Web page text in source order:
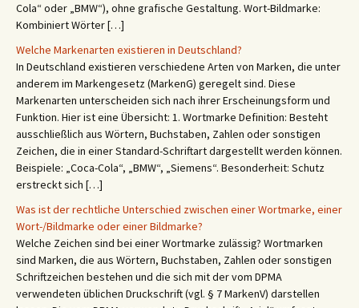
Cola“ oder „BMW“), ohne grafische Gestaltung. Wort-Bildmarke:
Kombiniert Wörter […]
Welche Markenarten existieren in Deutschland?
In Deutschland existieren verschiedene Arten von Marken, die unter
anderem im Markengesetz (MarkenG) geregelt sind. Diese
Markenarten unterscheiden sich nach ihrer Erscheinungsform und
Funktion. Hier ist eine Übersicht: 1. Wortmarke Definition: Besteht
ausschließlich aus Wörtern, Buchstaben, Zahlen oder sonstigen
Zeichen, die in einer Standard-Schriftart dargestellt werden können.
Beispiele: „Coca-Cola“, „BMW“, „Siemens“. Besonderheit: Schutz
erstreckt sich […]
Was ist der rechtliche Unterschied zwischen einer Wortmarke, einer
Wort-/Bildmarke oder einer Bildmarke?
Welche Zeichen sind bei einer Wortmarke zulässig? Wortmarken
sind Marken, die aus Wörtern, Buchstaben, Zahlen oder sonstigen
Schriftzeichen bestehen und die sich mit der vom DPMA
verwendeten üblichen Druckschrift (vgl. § 7 MarkenV) darstellen